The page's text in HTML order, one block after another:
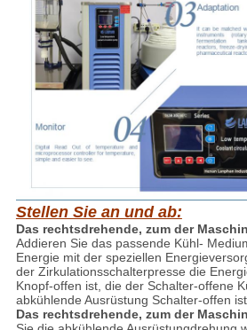
Stellen Sie an und ab:
Das rechtsdrehende, zum der
Addieren Sie das passende Kühl-
Energie mit der speziellen
der Zirkulationsschalterpresse die
Knopf-offen ist, die der Schalter-offene
abkühlende Ausrüstung Schalter-offen ist
Das rechtsdrehende, zum der